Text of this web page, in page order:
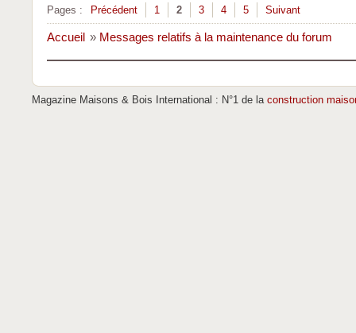
Pages : Précédent 1 2 3 4 5 Suivant
Accueil » Messages relatifs à la maintenance du forum
Magazine Maisons & Bois International : N°1 de la construction